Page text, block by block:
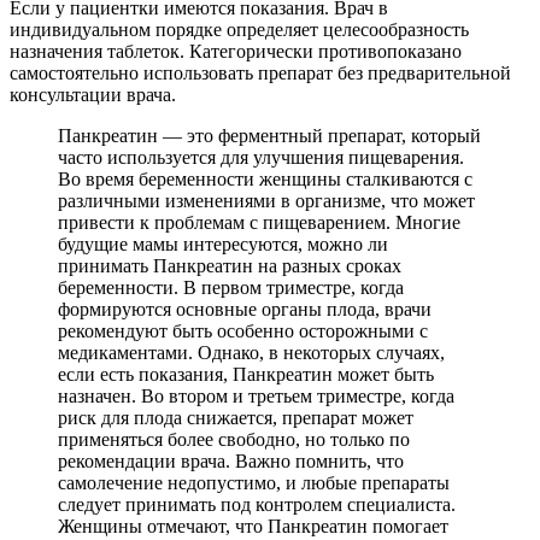
Если у пациентки имеются показания. Врач в
индивидуальном порядке определяет целесообразность
назначения таблеток. Категорически противопоказано
самостоятельно использовать препарат без предварительной
консультации врача.
Панкреатин — это ферментный препарат, который
часто используется для улучшения пищеварения.
Во время беременности женщины сталкиваются с
различными изменениями в организме, что может
привести к проблемам с пищеварением. Многие
будущие мамы интересуются, можно ли
принимать Панкреатин на разных сроках
беременности. В первом триместре, когда
формируются основные органы плода, врачи
рекомендуют быть особенно осторожными с
медикаментами. Однако, в некоторых случаях,
если есть показания, Панкреатин может быть
назначен. Во втором и третьем триместре, когда
риск для плода снижается, препарат может
применяться более свободно, но только по
рекомендации врача. Важно помнить, что
самолечение недопустимо, и любые препараты
следует принимать под контролем специалиста.
Женщины отмечают, что Панкреатин помогает